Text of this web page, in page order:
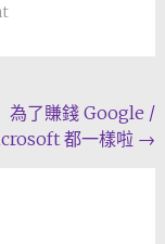
為了賺錢 Google /
都一樣啦 →